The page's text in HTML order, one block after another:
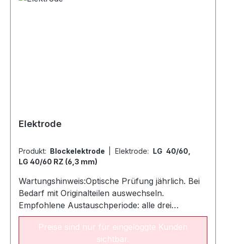
Elektrode
Produkt: Blockelektrode Elektrode: LG 40/60,
LG 40/60 RZ (6,3 mm)
Wartungshinweis:Optische Prüfung jährlich. Bei
Bedarf mit Originalteilen auswechseln.
Empfohlene Austauschperiode: alle drei
JahreAllgemeiner Hinweis:Modell 40,60 und 80
sind als Elektrodensatz erhältlich. Modell 70 und
100 sind als Einzelelektroden
Preise sind nur für eingeloggte Kunden
sichtbar.